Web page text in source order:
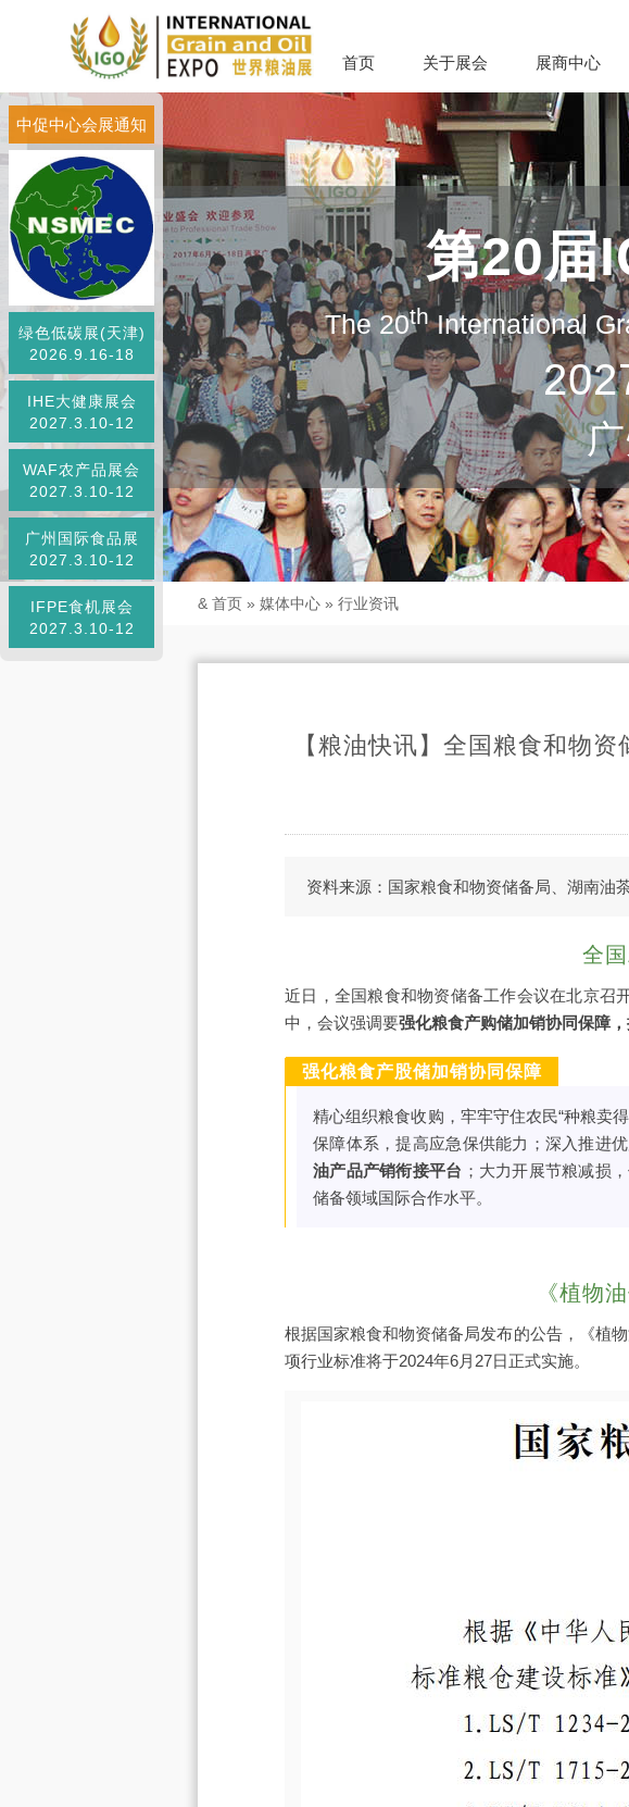
首页 关于展会 展商中心
第20届
The 20thInternational
中促中心会展通知
绿色低碳展(天津)
2026.9.16-18
IHE大健康展会
2027.3.10-12
WAF农产品展会
2027.3.10-12
广州国际食品展
2027.3.10-12
IFPE食机展会
2027.3.10-12
& 首页 » 媒体中心 » 行业资讯
【粮油快讯】全国粮食和物
资料来源：国家粮食和物资储备局、湖南油
全
近日，全国粮食和物资储备工作会议在北京召
中，会议强调要强化粮食产购储加销协同保障
强化粮食产股储加销协同保障
精心组织粮食收购，牢牢守住农民“种粮卖
保障体系，提高应急保供能力；深入推进
油产品产销衔接平台 ；大力开展节粮减损
储备领域国际合作水平。
《植物
根据国家粮食和物资储备局发布的公告，《植
项行业标准将于2024年6月27日正式实施。